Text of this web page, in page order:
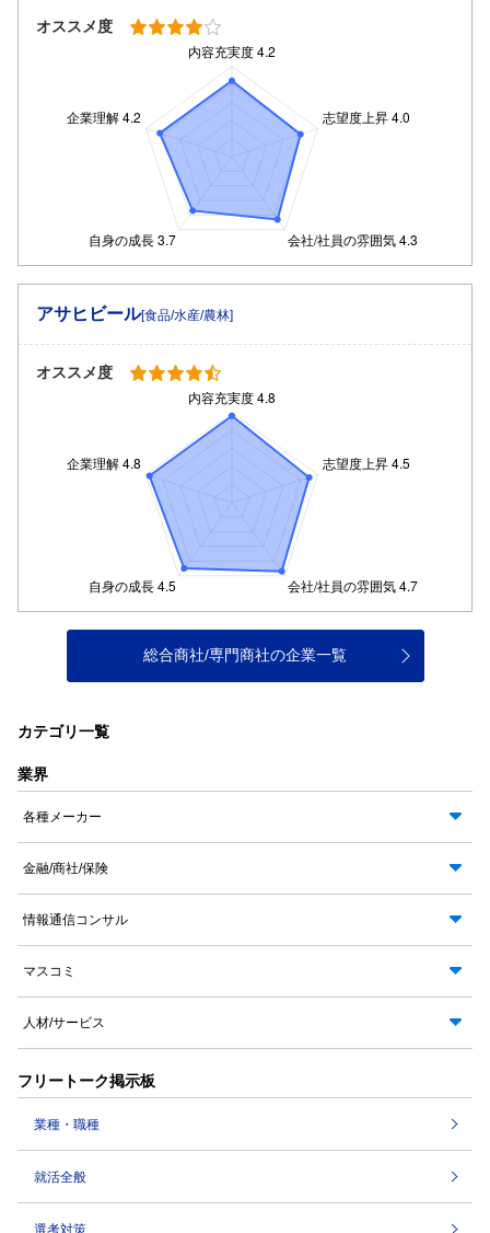
オススメ度
アサヒビール[食品/水産/農林]
オススメ度
総合商社/専門商社の企業一覧
カテゴリ一覧
業界
各種メーカー
金融/商社/保険
情報通信コンサル
マスコミ
人材/サービス
フリートーク掲示板
業種・職種
就活全般
選考対策